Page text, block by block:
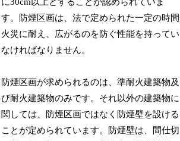
に30cm以上とすることが認められていま
す。防煙区画は、法で定められた一定の時間
火災に耐え、広がるのを防ぐ性能を持ってい
なければなりません。
防煙区画が求められるのは、準耐火建築物及
び耐火建築物のみです。それ以外の建築物に
関しては、防煙区画ではなく防煙壁を設ける
ことが定められています。防煙壁は、間仕切